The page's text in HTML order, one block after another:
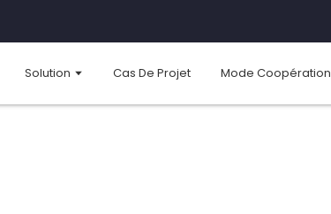
Solution Cas De Projet Mode Coopération